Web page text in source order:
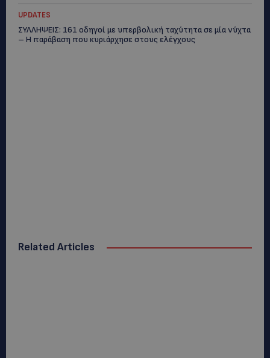
UPDATES
ΣΥΛΛΗΨΕΙΣ: 161 οδηγοί με υπερβολική ταχύτητα σε μία νύχτα
– Η παράβαση που κυριάρχησε στους ελέγχους
Related Articles